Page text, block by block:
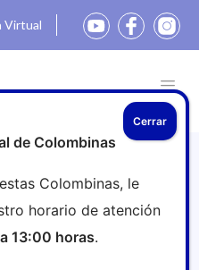
Virtual
del concurso de
de plazas
Enfermero/a
de Colombinas
Colombinas, le
horario de atención
13:00 horas.
Cerrar